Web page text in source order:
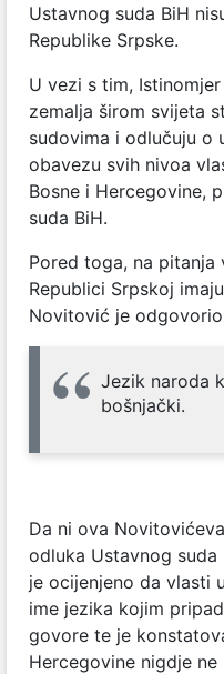
Ustavnog suda BiH
Republike Srpske.
U vezi s tim,
zemalja širom svijeta
sudovima i odlučuju o
obavezu svih nivoa
Bosne i Hercegovine,
suda BiH.
Pored toga, na
Republici Srpskoj
Novitović je
Jezik naroda
bošnjački.
Da ni ova
odluka Ustavnog suda
je ocijenjeno da vlasti
ime jezika kojim
govore te je
Hercegovine nigdje